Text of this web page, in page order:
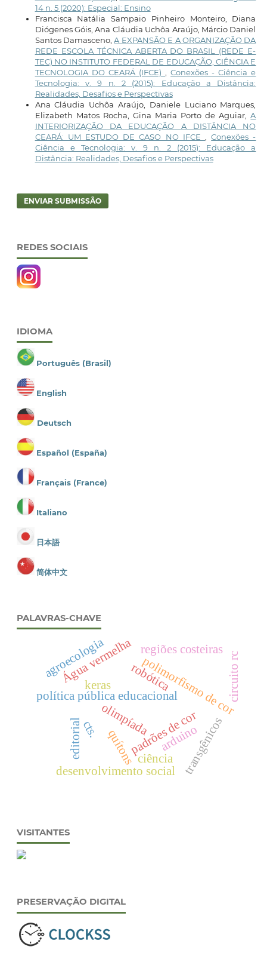
14 n. 5 (2020): Especial: Ensino
Francisca Natália Sampaio Pinheiro Monteiro, Diana
Diógenes Góis, Ana Cláudia Uchôa Araújo, Márcio Daniel
Santos Damasceno,A EXPANSÃO E A ORGANIZAÇÃO DA
REDE ESCOLA TÉCNICA ABERTA DO BRASIL (REDE E-
TEC) NO INSTITUTO FEDERAL DE EDUCAÇÃO, CIÊNCIA E
TECNOLOGIA DO CEARÁ (IFCE) ,Conexões - Ciência e
Tecnologia: v. 9 n. 2 (2015): Educação a Distância:
Realidades, Desafios e Perspectivas
Ana Cláudia Uchôa Araújo, Daniele Luciano Marques,
Elizabeth Matos Rocha, Gina Maria Porto de Aguiar,A
INTERIORIZAÇÃO DA EDUCAÇÃO A DISTÂNCIA NO
CEARÁ: UM ESTUDO DE CASO NO IFCE,Conexões -
Ciência e Tecnologia: v. 9 n. 2 (2015): Educação a
Distância: Realidades, Desafios e Perspectivas
ENVIAR SUBMISSÃO
REDES SOCIAIS
IDIOMA
Português (Brasil)
English
Deutsch
Español (España)
Français (France)
Italiano
日本語
简体中文
PALAVRAS-CHAVE
editorial olimpíada
política pública educacional
padrões de cor
polimorfismo de cor
quítons
regiões costeiras
robótica
keras
desenvolvimento social transgênicos
cts.
Água vermelha
agroecologia
ciência
arduino
circuito rc
VISITANTES
PRESERVAÇÃO DIGITAL